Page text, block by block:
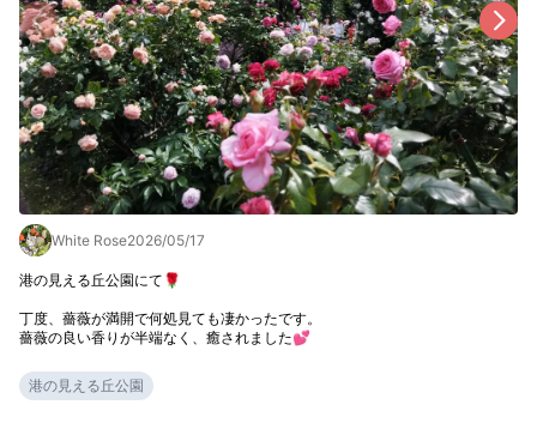
White Rose2026/05/17
港の見える丘公園にて🌹
丁度、薔薇が満開で何処見ても凄かったです。
薔薇の良い香りが半端なく、癒されました💕
港の見える丘公園